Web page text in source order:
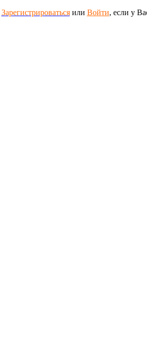
Зарегистрироватьсяили Войти, если у